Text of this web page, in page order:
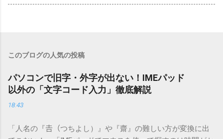
このブログの人気の投稿
パソコンで旧字・外字が出ない！IMEパッド
以外の「文字コード入力」徹底解説
18:43
「人名の『𠮷（つちよし）』や『齋』の難しい方が変換に出